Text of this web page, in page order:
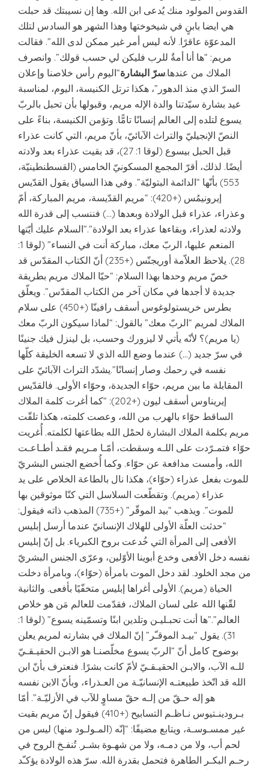
القدوس المولود منك يُدعى ابن الله. وها إن نسيبتك قد حبلت
هي ايضا بابنٍ في شيخوختها وهذا الشهر هو السادس لتلك
المدعوّة عاقرًا. لأنه ليس أمر غير ممكن لدى الله”. فقالت
مريم: “ها أنا أمةٌ للرب فليكن لي حسب قولك”. وانصرف
الملاك من عندها.سرّ البشارة“اليوم رأس خلاصنا وإعلان
السرّ الذي منذ الدهور”، هكذا ترتل الكنيسة، اليوم، لمناسبة
عيد بشارة سيّدتنا والدة الإله مريم، وقبولها بأن تحبل بالربّ
يسوع لتلده إلى العالم إنسانًا تامًّا. وتؤمن الكنيسة، بناءً على
النصّ الإنجيليّ والتراث الآبائيّ، بأنّ مريم، التي كانت عذراء
قبل الحبل بيسوع (لوقا 1: 27)، قد بقيت عذراء بعد ولادته
أيضًا. لذلك، أقرّ المجمع المسكونيّ الخامس (القسطنطينيّة،
553) بأنّها “الدائمة البتوليّة”. وفي هذا السياق يقول القدّيس
إيرونيمُس (+420): “مريم القدّيسة، مريم المباركة، أمّ
وعذراء، عذراء قبل الولادة وبعدها (…) فننسب إلى قدرة الله
ولادته لعذراء، وبقاءها عذراء بعد الولادة”.”السلام عليك أيّتها
المنعم عليها، الربّ معك، مباركة أنت في النساء” (لوقا 1:
28). يلاحظ العلاّمة أوريجنّس (+235) أنّ الكتاب المقدّس قد
خصّ مريم وحدها بهذا السلام: “حيّا الملاك مريم بطريقة
جديدة لا أجدها في مكان آخر من الكتاب المقدّس”. ويعلّق
بطرس خريستولوغوس أسقف رافينّا (+450) على سلام
الملاك لمريم “الربّ معك” بالقول: “لماذا سيكون الربّ معك
(يا مريم)؟ لأنّه يأتي لا ليزورك وحسب، بل لينزل فيك جنينًا
في سرّ جديد (…) عندما وضع الله الذي لا تسعه الخليقة كلّها
نفسه في رحمك وصار إنسانًا”.يشدّد التراث الآبائيّ على
المقابلة ما بين مريم، حوّاء الجديدة، وحوّاء الأولى. فالقدّيس
إيريناوس أسقف ليون (+202): “كما أغرت كلمة الملاك
الساقط حوّاء بالهرب من الله، وعصت كلمته، هكذا تلقّت
مريم بكلمة الملاك البشارة لحمْل الله بطاعتها لكلمته. أُغريت
حوّاء فتمـرّدت على اللـه وسقطت، أمّـا مـريم فقـد أطـاعـت
الله، وأمست مدافعة عن حوّاء. وكما أُخضع الجنس البشريّ
للموت بفعل عذراء (حوّاء)، هكذا نال بالطاعة الخلاص على يد
عذراء (مريم). وتقطّعت السلاسل التي كنّا موثوقين بها
للموت”. ويذهب “بيد الموقّر” (+735) المذهب ذاته فيقول:
“حدثت العلّة الأولى للهلاك الإنسانيّ عندما أرسل إبليس
الأفعى إلى المرأة التي خُدعت بروح الكبرياء. بل إنّ إبليس
نفسه دخل الأفعى وخدع أبوينا الأوّلين، وعرّى الجنس البشريّ
من مجد الخلود. لقد دخل الموت بامرأة (حوّاء)، وبامرأة دخلت
الحياة (مريم). الأولى أغراها إبليس متخفّيًا بأفعى. والثانية
لقّنها الله على لسان الملاك، فقدّمت للعالم مَن هو خلاص
العالم”.”ها أنت تحبـليـن وتلدين ابنًا وتسمّينه يسوع” (لوقا 1:
31). يقول “بيـد الموقـّر” إنّ الملاك في بشارته لمريم يعلن
بوضوح كامل أنّ “الربّ يسوع مخلّصنـا هو الابـن الحقيـقـيّ
للـه الآب، والابـن الحقيـقـيّ لأمّ كانت بشرًا. فنعترف بأنّ ابن
الله قد اتّخذ طبيعتـه الإنسانيّـة من العـذراء، وبأنّ الابن نفسه
هو إله حـقّ من إلـه حقّ مساوٍ للآب في الأزليّـة”. أمّا
بـرودينـتيوس نـاظـم التسابيح (+410) فيقول إنّ مريم بقيت
غير ممسـوسـة، ويتابع مضيفًا: “إنّه (المـولـود منها) ليس من
لحم أب، ولا من دمـه، ولا من شهـوة بشـر. تُنفـخ الروح في
رحـم البكـر الطاهرة فتحمل بقدرة الله. سرّ هذه الولادة يؤكـّد